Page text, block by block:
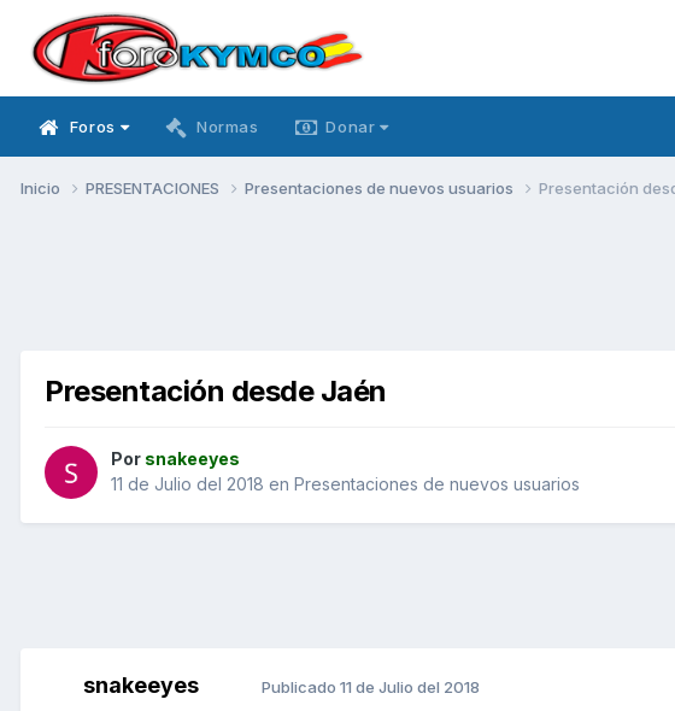
Foros Normas Donar
Inicio PRESENTACIONES Presentaciones de nuevos usuarios Presentación
Presentación desde Jaén
Por snakeeyes
11 de Julio del 2018 en Presentaciones de nuevos usuarios
snakeeyes Publicado 11 de Julio del 2018